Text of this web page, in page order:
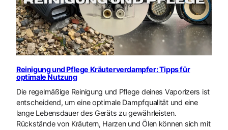
Reinigung und Pflege Kräuterverdampfer: Tipps für
optimale Nutzung
Die regelmäßige Reinigung und Pflege deines Vaporizers ist
entscheidend, um eine optimale Dampfqualität und eine
lange Lebensdauer des Geräts zu gewährleisten.
Rückstände von Kräutern, Harzen und Ölen können sich mit